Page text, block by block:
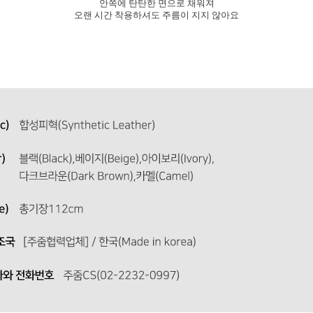
안쪽에 탄탄한 면으로 채워져
오랜 시간 착용하셔도 주름이 지지 않아요